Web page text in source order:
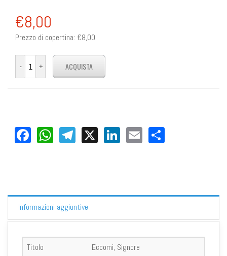
€8,00
Prezzo di copertina: €8,00
Facebook
WhatsApp
Telegram
X LinkedIn
Email
Informazioni aggiuntive
Titolo
Eccomi, Signore